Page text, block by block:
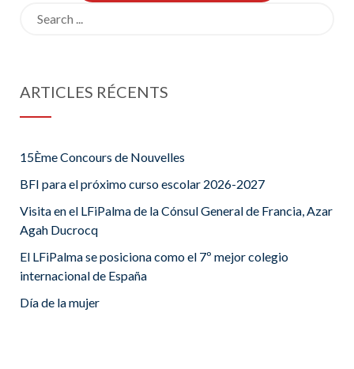
ARTICLES RÉCENTS
15Ème Concours de Nouvelles
BFI para el próximo curso escolar 2026-2027
Visita en el LFiPalma de la Cónsul General de Francia, Azar
Agah Ducrocq
El LFiPalma se posiciona como el 7º mejor colegio
internacional de España
Día de la mujer